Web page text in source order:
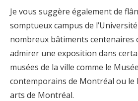
Je vous suggère également de
somptueux campus de
nombreux bâtiments centenaires
admirer une exposition dans
musées de la ville comme le
contemporains de Montréal ou le
arts de Montréal.